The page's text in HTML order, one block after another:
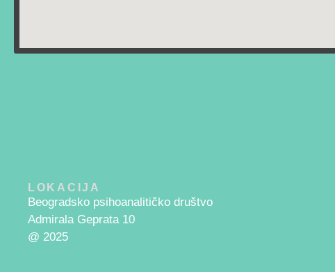
LOKACIJA
Beogradsko psihoanalitičko društvo
Admirala Geprata 10
@ 2025